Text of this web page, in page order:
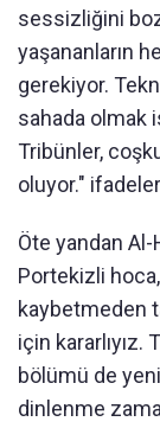
sessizliğini
yaşananların
gerekiyor.
sahada olmak
Tribünler,
oluyor."
Öte yandan
Portekizli
kaybetmeden
için kararlıyız.
bölümü de
dinlenme